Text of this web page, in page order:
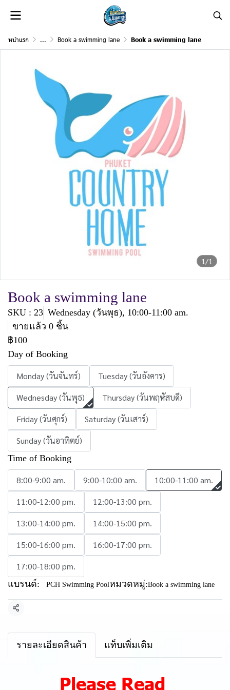
หน้าแรก ... Book a swimming lane Book a swimming lane
1/1
Book a swimming lane
SKU : 23 Wednesday (วันพุธ), 10:00-11:00 am.
ขายแล้ว 0 ชิ้น
฿100
Day of Booking
Monday (วันจันทร์)
Tuesday (วันอังคาร)
Wednesday (วันพุธ)
Thursday (วันพฤหัสบดี)
Friday (วันศุกร์)
Saturday (วันเสาร์)
Sunday (วันอาทิตย์)
Time of Booking
8:00-9:00 am. 9:00-10:00 am.
10:00-11:00 am.
11:00-12:00 pm.
12:00-13:00 pm.
13:00-14:00 pm.
14:00-15:00 pm.
15:00-16:00 pm.
16:00-17:00 pm.
17:00-18:00 pm.
แบรนด์: PCH Swimming Poolหมวดหมู่:Book a swimming lane
แชร์
รายละเอียดสินค้า แท็บเพิ่มเติม
Please Read ‍️